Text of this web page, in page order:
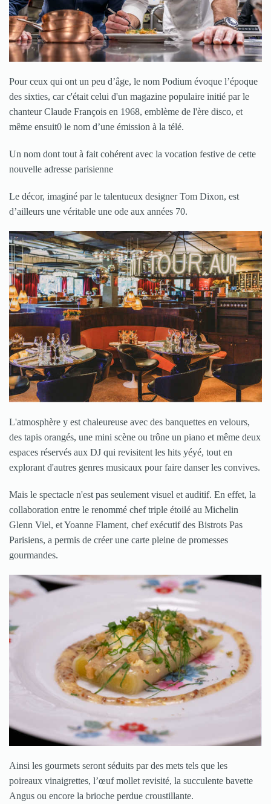
Pour ceux qui ont un peu d’âge, le nom Podium évoque l’époque
des sixties, car c'était celui d'un magazine populaire initié par le
chanteur Claude François en 1968, emblème de l'ère disco, et
même ensuit0 le nom d’une émission à la télé.
Un nom dont tout à fait cohérent avec la vocation festive de cette
nouvelle adresse parisienne
Le décor, imaginé par le talentueux designer Tom Dixon, est
d’ailleurs une véritable une ode aux années 70.
L'atmosphère y est chaleureuse avec des banquettes en velours,
des tapis orangés, une mini scène ou trône un piano et même deux
espaces réservés aux DJ qui revisitent les hits yéyé, tout en
explorant d'autres genres musicaux pour faire danser les convives.
Mais le spectacle n'est pas seulement visuel et auditif. En effet, la
collaboration entre le renommé chef triple étoilé au Michelin
Glenn Viel, et Yoanne Flament, chef exécutif des Bistrots Pas
Parisiens, a permis de créer une carte pleine de promesses
gourmandes.
Ainsi les gourmets seront séduits par des mets tels que les
poireaux vinaigrettes, l’œuf mollet revisité, la succulente bavette
Angus ou encore la brioche perdue croustillante.